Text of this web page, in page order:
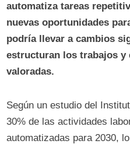
automatiza tareas
nuevas oportunidades
podría llevar a cambios
estructuran los trabajos y
valoradas.
Según un estudio del
30% de las actividades
automatizadas para 2030,